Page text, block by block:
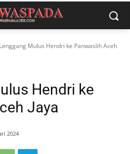
Lenggang Mulus Hendri ke Panwaslih Aceh
Hendri ke
Jaya
2024